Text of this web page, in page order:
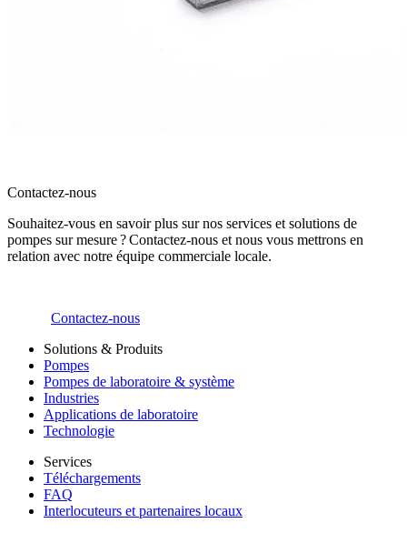
Contactez-nous
Souhaitez-vous en savoir plus sur nos services et solutions de
pompes sur mesure ? Contactez-nous et nous vous mettrons en
relation avec notre équipe commerciale locale.
Contactez-nous
Solutions & Produits
Pompes
Pompes de laboratoire & système
Industries
Applications de laboratoire
Technologie
Services
Téléchargements
FAQ
Interlocuteurs et partenaires locaux